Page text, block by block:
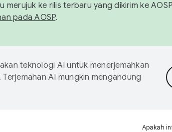
merujuk ke rilis terbaru yang dikirim ke
pada AOSP.
teknologi AI untuk menerjemahkan
AI mungkin mengandung
Apakah